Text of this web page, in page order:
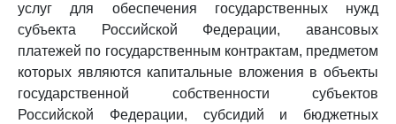
услуг для обеспечения государственных нужд
субъекта Российской Федерации, авансовых
платежей по государственным контрактам, предметом
которых являются капитальные вложения в объекты
государственной собственности субъектов
Российской Федерации, субсидий и бюджетных